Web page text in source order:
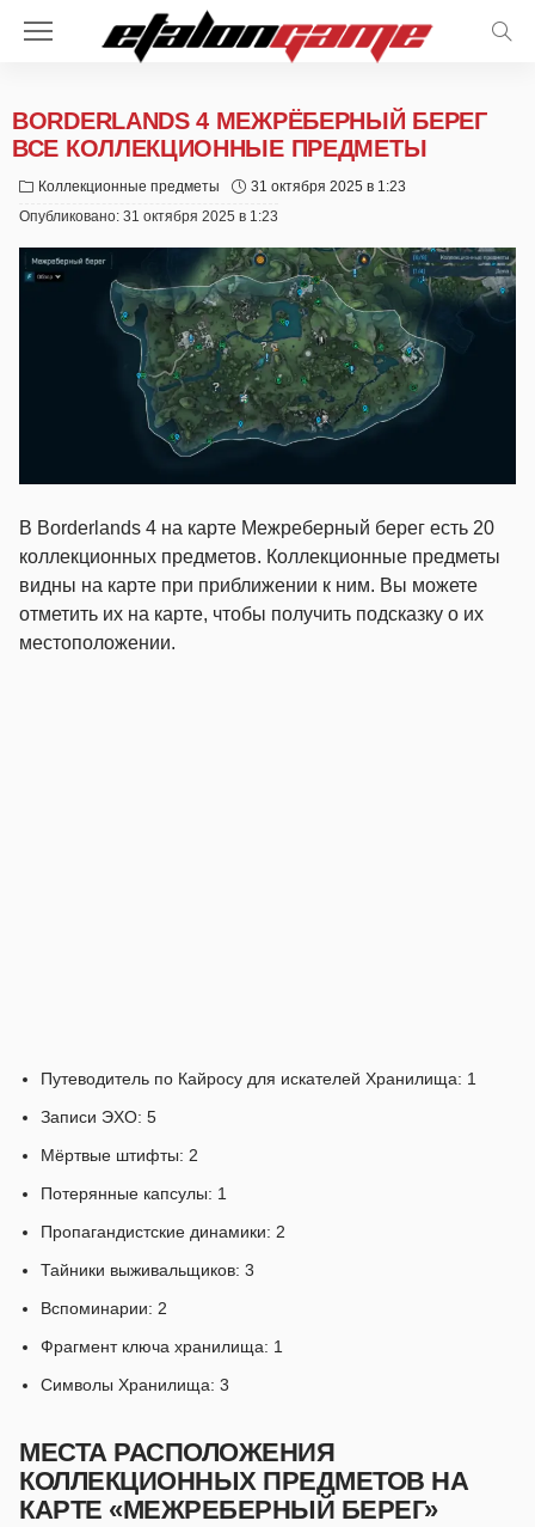
BORDERLANDS 4 МЕЖРЁБЕРНЫЙ БЕРЕГ
ВСЕ КОЛЛЕКЦИОННЫЕ ПРЕДМЕТЫ
Коллекционные предметы
31 октября 2025 в 1:23
Опубликовано: 31 октября 2025 в 1:23
В Borderlands 4 на карте Межреберный берег есть 20
коллекционных предметов. Коллекционные предметы
видны на карте при приближении к ним. Вы можете
отметить их на карте, чтобы получить подсказку о их
местоположении.
Путеводитель по Кайросу для искателей Хранилища: 1
Записи ЭХО: 5
Мёртвые штифты: 2
Потерянные капсулы: 1
Пропагандистские динамики: 2
Тайники выживальщиков: 3
Вспоминарии: 2
Фрагмент ключа хранилища: 1
Символы Хранилища: 3
МЕСТА РАСПОЛОЖЕНИЯ
КОЛЛЕКЦИОННЫХ ПРЕДМЕТОВ НА
КАРТЕ «МЕЖРЕБЕРНЫЙ БЕРЕГ»